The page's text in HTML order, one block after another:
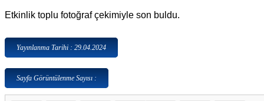
Etkinlik toplu fotoğraf çekimiyle son buldu.
Yayınlanma Tarihi : 29.04.2024
Sayfa Görüntülenme Sayısı :